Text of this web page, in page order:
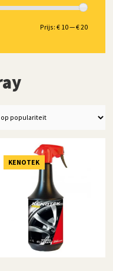
Min.
Max.
Prijs: € 10—€ 20
KENOTEK